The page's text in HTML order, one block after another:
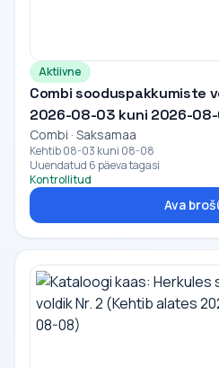
Aktiivne
Combi sooduspakkumiste
2026-08-03 kuni 2026-
Combi · Saksamaa
Kehtib 08-03 kuni 08-08
Uuendatud 6 päeva tagasi
Kontrollitud
Ava